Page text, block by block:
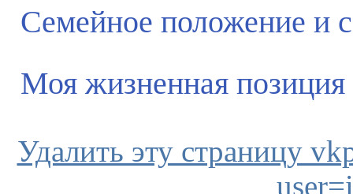
Семейное положение и
Моя жизненная позиция
Удалить эту страницу